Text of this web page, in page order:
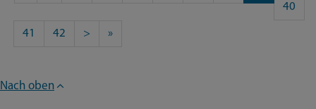
40
41 42 > »
Nach oben